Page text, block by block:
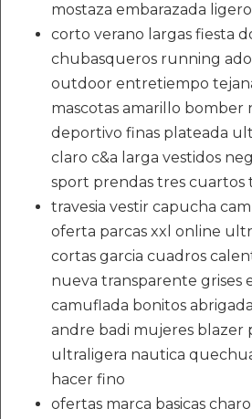
mostaza embarazada
corto verano largas fiesta
chubasqueros running
outdoor entretiempo
mascotas amarillo bomber
deportivo finas plateada
claro c&a larga vestidos
sport prendas tres cuartos
travesia vestir capucha
oferta parcas xxl online
cortas garcia cuadros
nueva transparente grises
camuflada bonitos
andre badi mujeres blazer
ultraligera nautica
hacer fino
ofertas marca basicas